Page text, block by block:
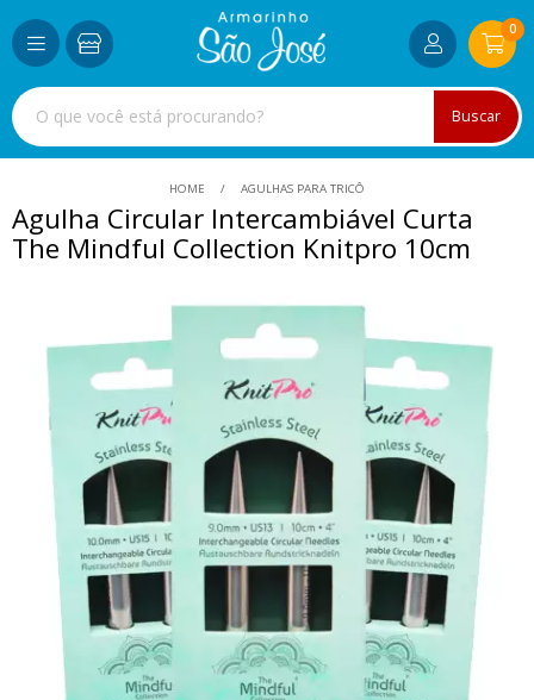
Buscar
0
HOME AGULHAS PARA TRICÔ
Agulha Circular Intercambiável Curta
The Mindful Collection Knitpro 10cm